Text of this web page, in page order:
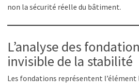
non la sécurité réelle du bâtiment.
L’analyse des
invisible de la stabilité
Les fondations représentent